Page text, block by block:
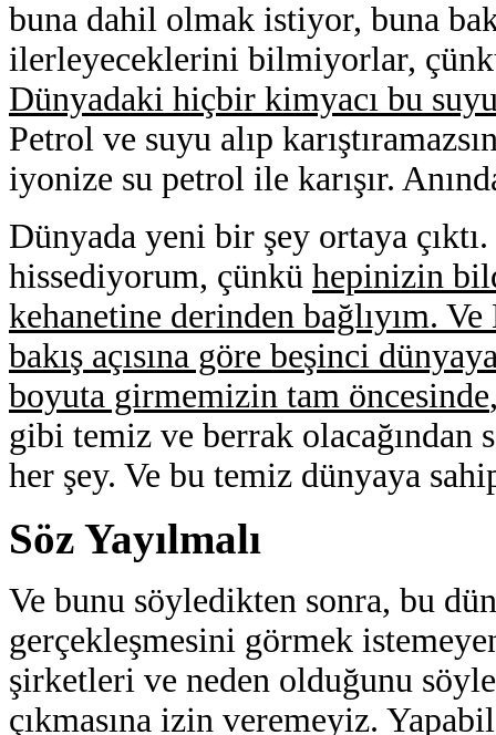
buna dahil olmak istiyor, buna
ilerleyeceklerini bilmiyorlar,
Dünyadaki hiçbir kimyacı bu
Petrol ve suyu alıp
iyonize su petrol ile karışır.
Dünyada yeni bir şey ortaya
hissediyorum, çünkü hepinizin
kehanetine derinden bağlıyım.
bakış açısına göre beşinci
boyuta girmemizin tam öncesinde
gibi temiz ve berrak olacağından
her şey. Ve bu temiz dünyaya
Söz Yayılmalı
Ve bunu söyledikten sonra, bu
gerçekleşmesini görmek
şirketleri ve neden olduğunu
çıkmasına izin veremeyiz.